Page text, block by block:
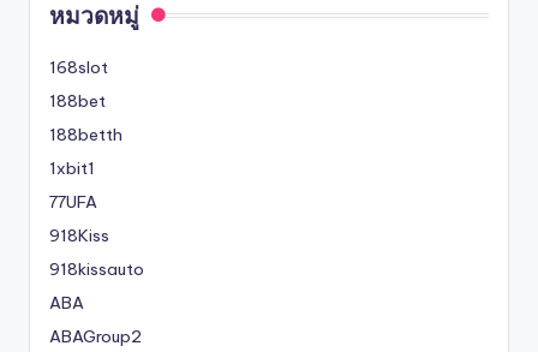
หมวดหมู่
168slot
188bet
188betth
1xbit1
77UFA
918Kiss
918kissauto
ABA
ABAGroup2